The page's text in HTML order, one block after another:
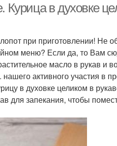
Курица в духовке
при приготовлении! Не
меню? Если да, то Вам
масло в рукав и
активного участия в
в духовке целиком в
для запекания, чтобы